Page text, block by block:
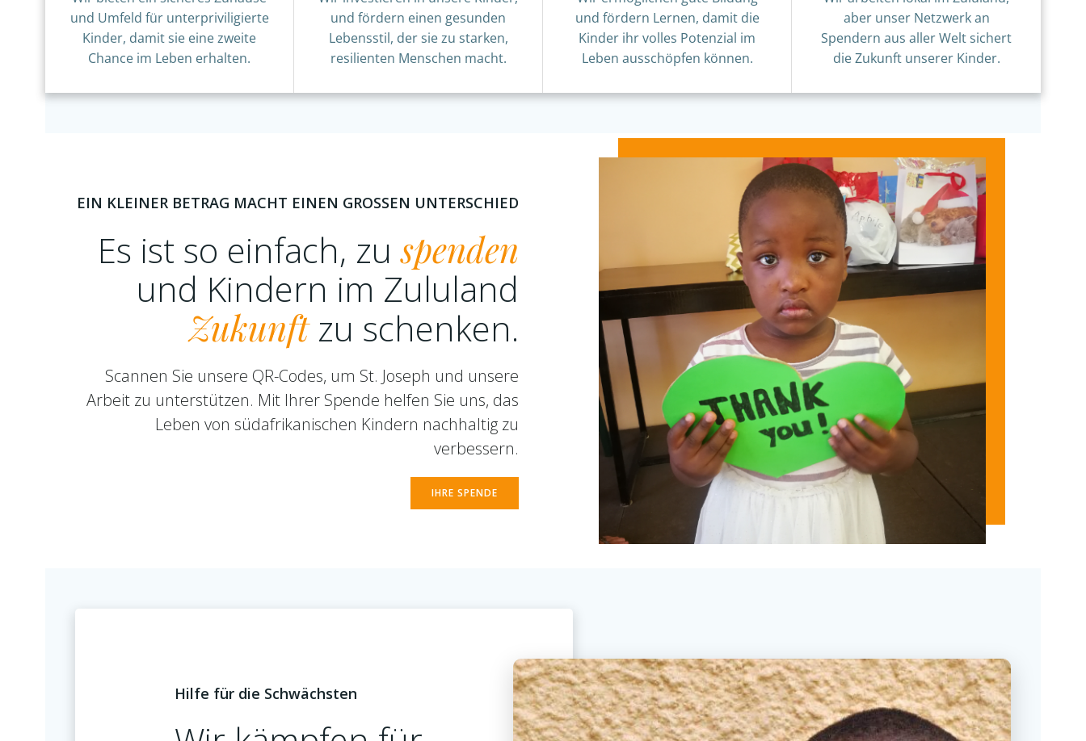
und Umfeld für unterpriviligierte
Kinder, damit sie eine zweite
Chance im Leben erhalten.
und fördern einen gesunden
Lebensstil, der sie zu starken,
resilienten Menschen macht.
und fördern Lernen, damit die
Kinder ihr volles Potenzial im
Leben ausschöpfen können.
aber unser Netzwerk an
Spendern aus aller Welt sichert
die Zukunft unserer Kinder.
EIN KLEINER BETRAG MACHT EINEN GROSSEN UNTERSCHIED
Es ist so einfach, zuspenden
und Kindern im Zululand
Zukunftzu schenken.
Scannen Sie unsere QR-Codes, um St. Joseph und unsere
Arbeit zu unterstützen. Mit Ihrer Spende helfen Sie uns, das
Leben von südafrikanischen Kindern nachhaltig zu
verbessern.
IHRE SPENDE
Hilfe für die Schwächsten